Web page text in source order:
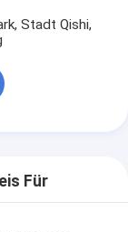
Stadt Qishi,
Für